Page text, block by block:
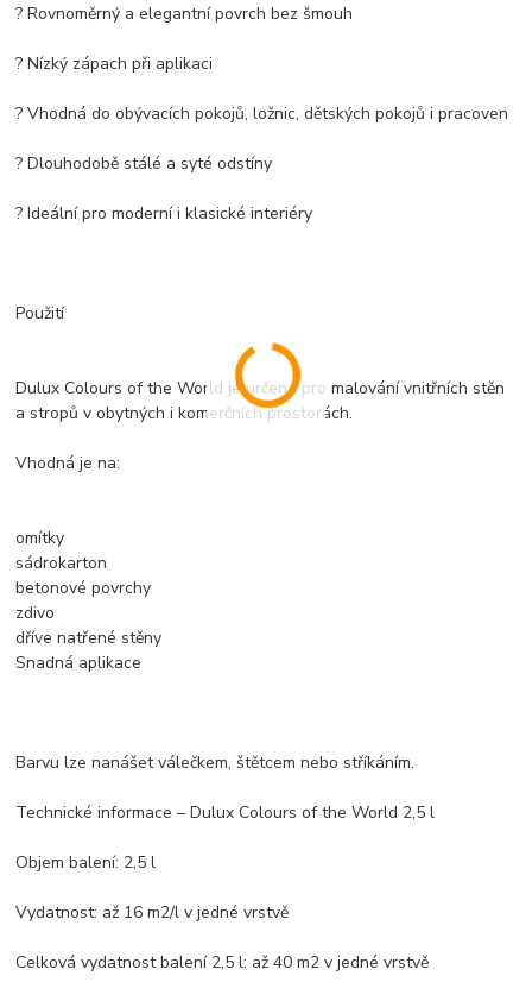
? Rovnoměrný a elegantní povrch bez šmouh
? Nízký zápach při aplikaci
? Vhodná do obývacích pokojů, ložnic, dětských pokojů i pracoven
? Dlouhodobě stálé a syté odstíny
? Ideální pro moderní i klasické interiéry
Použití
Dulux Colours of the World je určena pro malování vnitřních stěn
a stropů v obytných i komerčních prostorách.
Vhodná je na:
omítky
sádrokarton
betonové povrchy
zdivo
dříve natřené stěny
Snadná aplikace
Barvu lze nanášet válečkem, štětcem nebo stříkáním.
Technické informace – Dulux Colours of the World 2,5 l
Objem balení: 2,5 l
Vydatnost: až 16 m2/l v jedné vrstvě
Celková vydatnost balení 2,5 l: až 40 m2 v jedné vrstvě